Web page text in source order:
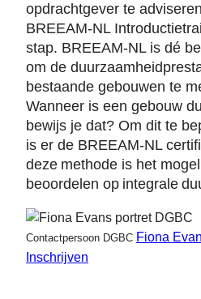
opdrachtgever te
BREEAM-NL
stap. BREEAM-NL is dé
om de
bestaande gebouwen te
Wanneer is een gebouw
bewijs je dat? Om dit te
is er de BREEAM-NL
deze methode is het
beoordelen op integrale
Contactpersoon DGBC Fiona
Inschrijven